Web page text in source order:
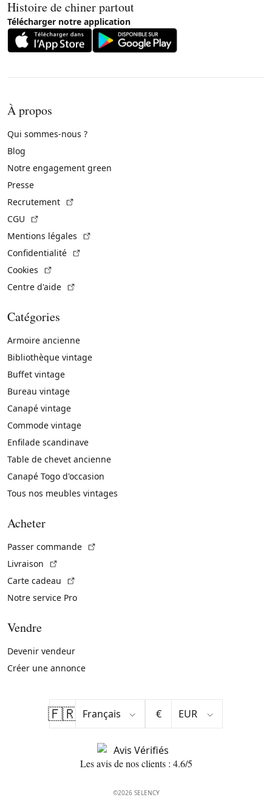
Histoire de chiner partout
Télécharger notre application
À propos
Qui sommes-nous ?
Blog
Notre engagement green
Presse
Recrutement
CGU
Mentions légales
Confidentialité
Cookies
Centre d'aide
Catégories
Armoire ancienne
Bibliothèque vintage
Buffet vintage
Bureau vintage
Canapé vintage
Commode vintage
Enfilade scandinave
Table de chevet ancienne
Canapé Togo d'occasion
Tous nos meubles vintages
Acheter
Passer commande
Livraison
Carte cadeau
Notre service Pro
Vendre
Devenir vendeur
Créer une annonce
🇫🇷 €
Les avis de nos clients : 4.6/5
©2026 SELENCY